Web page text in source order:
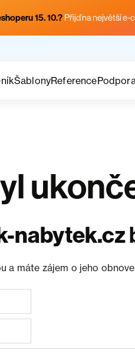
15. 10.? Přijď na největší e-
ŠablonyReference
nabytek.cz
a máte zájem o jeho